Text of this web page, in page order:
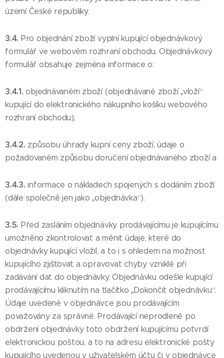
území České republiky.
3.4. Pro objednání zboží vyplní kupující objednávkový
formulář ve webovém rozhraní obchodu. Objednávkový
formulář obsahuje zejména informace o:
3.4.1.objednávaném zboží (objednávané zboží „vloží“
kupující do elektronického nákupního košíku webového
rozhraní obchodu),
3.4.2. způsobu úhrady kupní ceny zboží, údaje o
požadovaném způsobu doručení objednávaného zboží a
3.4.3.informace o nákladech spojených s dodáním zboží
(dále společně jen jako „objednávka“).
3.5. Před zasláním objednávky prodávajícímu je kupujícímu
umožněno zkontrolovat a měnit údaje, které do
objednávky kupující vložil, a to i s ohledem na možnost
kupujícího zjišťovat a opravovat chyby vzniklé při
zadávání dat do objednávky. Objednávku odešle kupující
prodávajícímu kliknutím na tlačítko „Dokončit objednávku“.
Údaje uvedené v objednávce jsou prodávajícím
považovány za správné. Prodávající neprodleně po
obdržení objednávky toto obdržení kupujícímu potvrdí
elektronickou poštou, a to na adresu elektronické pošty
kupujícího uvedenou v uživatelském účtu či v objednávce